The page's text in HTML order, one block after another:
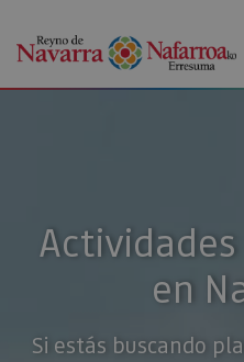
en
Si estás buscando